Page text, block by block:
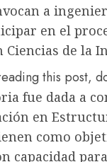
a
en el
Ciencias de la
this post,
fue dada a
en
como
capacidad